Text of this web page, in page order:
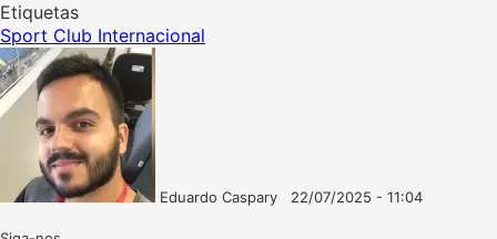
Etiquetas
Sport Club Internacional
Eduardo Caspary
22/07/2025 - 11:04